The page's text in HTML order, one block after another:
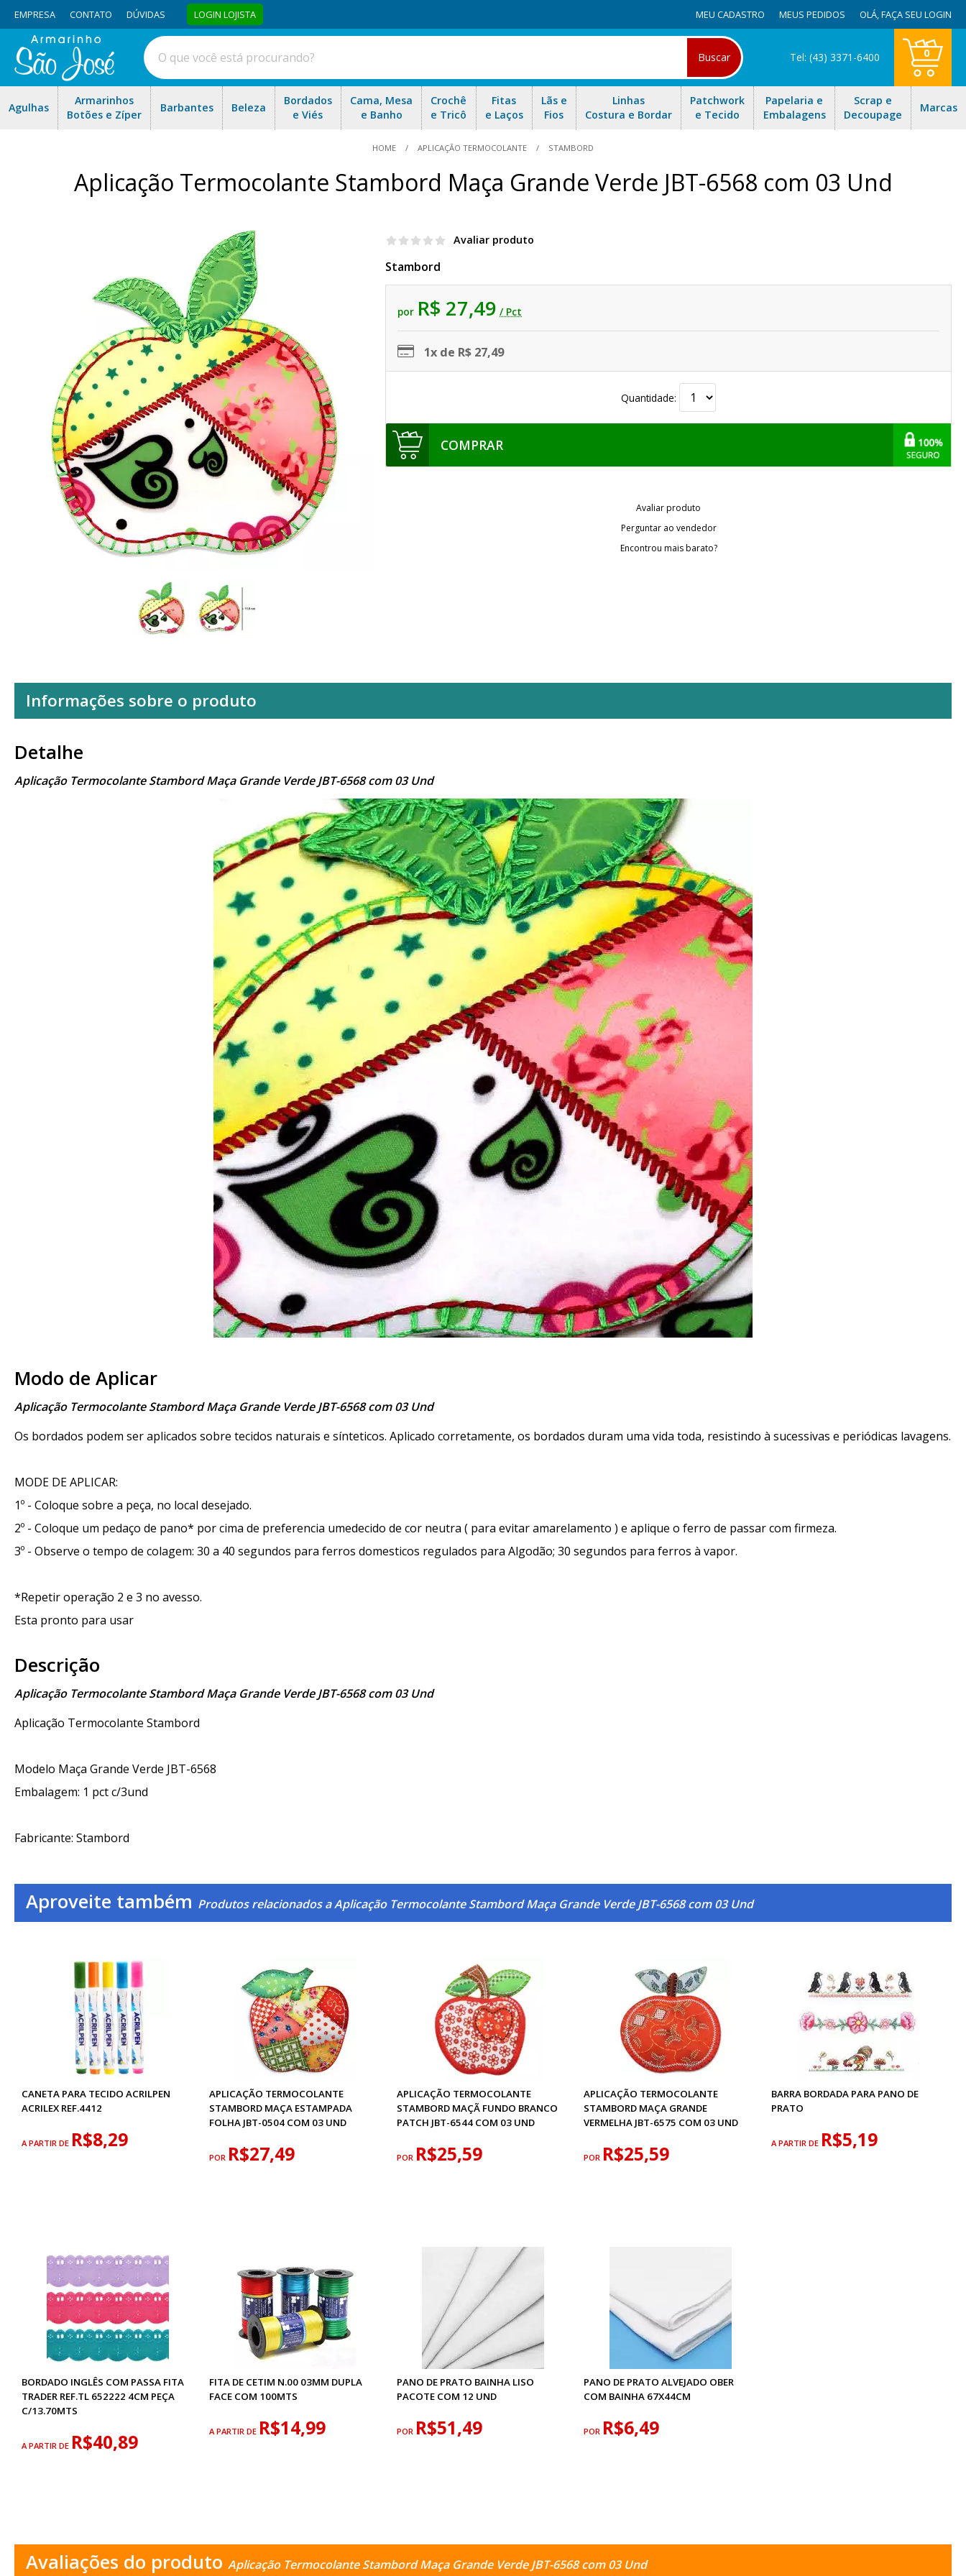
EMPRESA CONTATO DÚVIDAS LOGIN LOJISTA MEU CADASTRO MEUS PEDIDOS OLÁ,FAÇA SEU LOGIN
Buscar Tel: (43) 3371-6400 0
Agulhas
Armarinhos
Botões e Zíper
Barbantes Beleza
Bordados
e Viés
Cama, Mesa
e Banho
Crochê
e Tricô
Fitas
e Laços
Lãs e
Fios
Linhas
Costura e Bordar
Patchwork
e Tecido
Papelaria e
Embalagens
Scrap e
Decoupage
Marcas
HOME APLICAÇÃO TERMOCOLANTE STAMBORD
Aplicação Termocolante Stambord Maça Grande Verde JBT-6568 com 03 Und
Avaliar produto
Stambord
por R$ 27,49 / Pct
1x de R$ 27,49
Quantidade:
COMPRAR
Avaliar produto
Perguntar ao vendedor
Encontrou mais barato?
Informações sobre o produto
Detalhe
Aplicação Termocolante Stambord Maça Grande Verde JBT-6568 com 03 Und
Modo de Aplicar
Aplicação Termocolante Stambord Maça Grande Verde JBT-6568 com 03 Und
Os bordados podem ser aplicados sobre tecidos naturais e sínteticos. Aplicado corretamente, os bordados duram uma vida toda, resistindo à sucessivas e periódicas lavagens.
MODE DE APLICAR:
1º - Coloque sobre a peça, no local desejado.
2º - Coloque um pedaço de pano* por cima de preferencia umedecido de cor neutra ( para evitar amarelamento ) e aplique o ferro de passar com firmeza.
3º - Observe o tempo de colagem: 30 a 40 segundos para ferros domesticos regulados para Algodão; 30 segundos para ferros à vapor.
*Repetir operação 2 e 3 no avesso.
Esta pronto para usar
Descrição
Aplicação Termocolante Stambord Maça Grande Verde JBT-6568 com 03 Und
Aplicação Termocolante Stambord
Modelo Maça Grande Verde JBT-6568
Embalagem: 1 pct c/3und
Fabricante: Stambord
Aproveite também Produtos relacionados a Aplicação Termocolante Stambord Maça Grande Verde JBT-6568 com 03 Und
CANETA PARA TECIDO ACRILPEN
ACRILEX REF.4412
A PARTIR DE R$8,29
APLICAÇÃO TERMOCOLANTE
STAMBORD MAÇA ESTAMPADA
FOLHA JBT-0504 COM 03 UND
POR R$27,49
APLICAÇÃO TERMOCOLANTE
STAMBORD MAÇÃ FUNDO BRANCO
PATCH JBT-6544 COM 03 UND
POR R$25,59
APLICAÇÃO TERMOCOLANTE
STAMBORD MAÇA GRANDE
VERMELHA JBT-6575 COM 03 UND
POR R$25,59
BARRA BORDADA PARA PANO DE
PRATO
A PARTIR DE R$5,19
BORDADO INGLÊS COM PASSA FITA
TRADER REF.TL 652222 4CM PEÇA
C/13.70MTS
A PARTIR DE R$40,89
FITA DE CETIM N.00 03MM DUPLA
FACE COM 100MTS
A PARTIR DE R$14,99
PANO DE PRATO BAINHA LISO
PACOTE COM 12 UND
POR R$51,49
PANO DE PRATO ALVEJADO OBER
COM BAINHA 67X44CM
POR R$6,49
Avaliações do produto Aplicação Termocolante Stambord Maça Grande Verde JBT-6568 com 03 Und